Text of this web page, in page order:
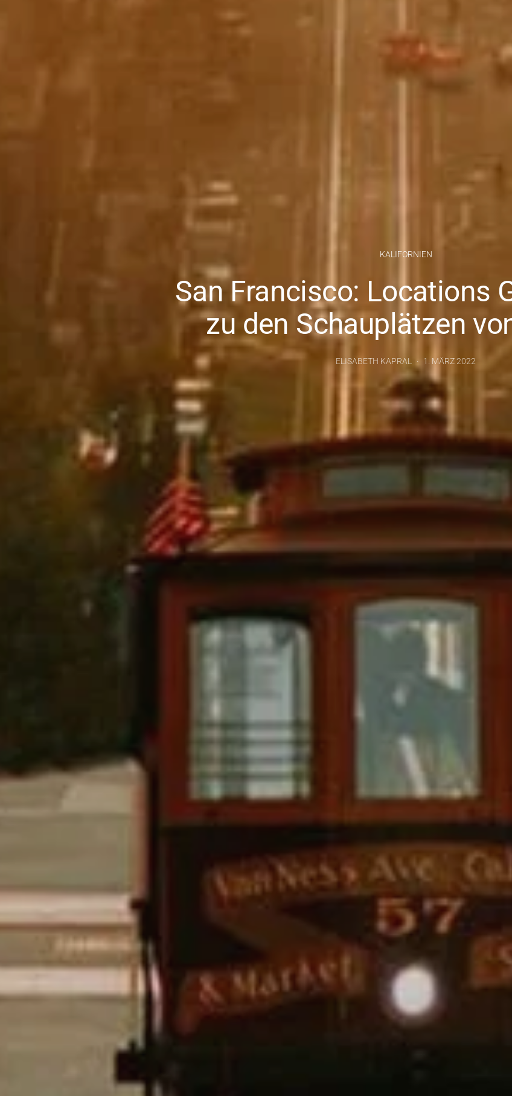
KALIFORNIEN
San Francisco: Locations
zu den Schauplätzen
ELISABETH KAPRAL 1. MÄRZ 2022